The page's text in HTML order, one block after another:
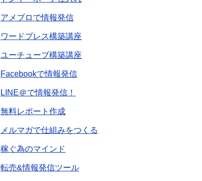
アメブロで情報発信
ワードプレス構築講座
ユーチューブ構築講座
Facebookで情報発信
LINE＠で情報発信！
無料レポート作成
メルマガで仕組みをつくる
稼ぐ為のマインド
転売&情報発信ツール